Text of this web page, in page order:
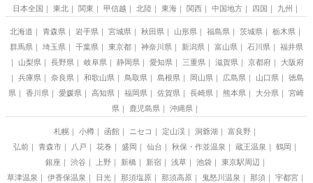
日本全国 東北 関東 甲信越 北陸 東海 関西 中国地方 四国 九州
北海道 青森県 岩手県 宮城県 秋田県 山形県 福島県 茨城県
栃木県
群馬県
埼玉県 千葉県 東京都 神奈川県 新潟県 富山県 石川県
福井県
山梨県
長野県 岐阜県 静岡県 愛知県 三重県 滋賀県 京都府
大阪府
兵庫県
奈良県 和歌山県 鳥取県 島根県 岡山県 広島県 山口県
徳島
県
香川県 愛媛県 高知県 福岡県 佐賀県 長崎県 熊本県 大分県
宮崎
県
鹿児島県 沖縄県
札幌 小樽 函館 ニセコ 定山渓 洞爺湖
富良野
弘前
青森市 八戸 花巻 盛岡 仙台 秋保・作並温泉 蔵王温泉
鶴岡
銀座
渋谷 上野 新橋 新宿 浅草 池袋
東京駅周辺
草津温泉
伊香保温泉 日光 那須塩原 那須高原 鬼怒川温泉 那須
宇都宮